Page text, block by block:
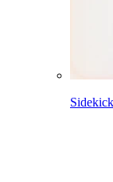
Sidekick